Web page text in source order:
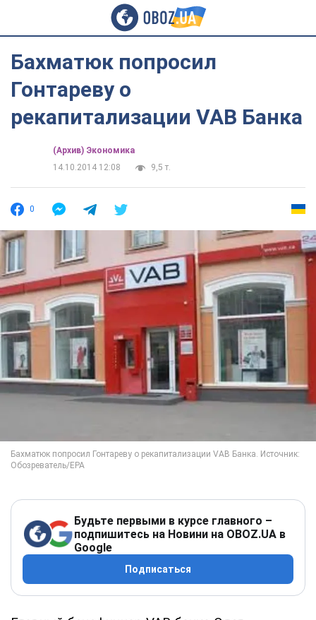
Бахматюк попросил
Гонтареву о
рекапитализации VAB Банка
(Архив) Экономика
14.10.2014 12:08
9,5 т.
0
Будьте первыми в курсе главного –
подпишитесь на Новини на OBOZ.UA в
Google
Подписаться